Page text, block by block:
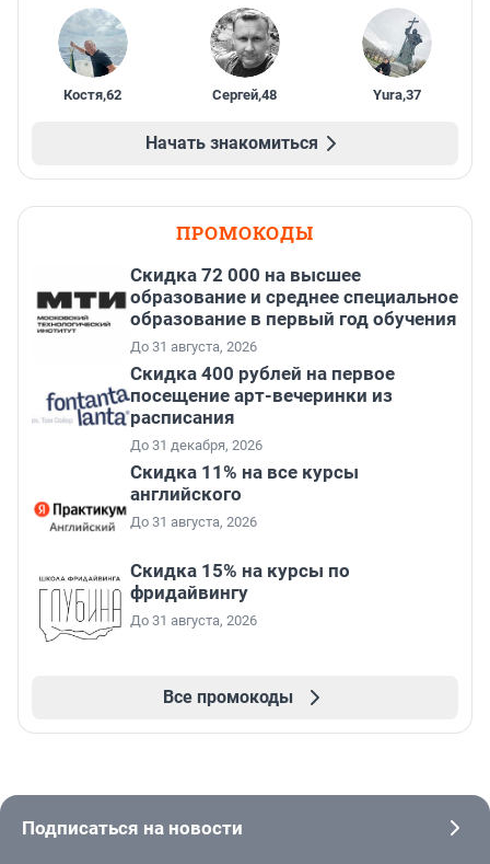
Костя,62 Сергей,48 Yura,37
Начать знакомиться
ПРОМОКОДЫ
Скидка 72 000 на высшее
образование и среднее специальное
образование в первый год обучения
До 31 августа, 2026
Cкидка 400 рублей на первое
посещение арт-вечеринки из
расписания
До 31 декабря, 2026
Скидка 11% на все курсы
английского
До 31 августа, 2026
Скидка 15% на курсы по
фридайвингу
До 31 августа, 2026
Все промокоды
Подписаться на новости